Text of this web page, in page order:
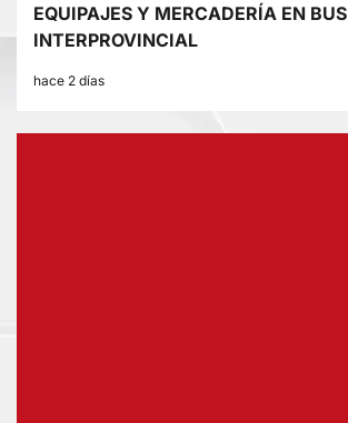
EQUIPAJES Y MERCADERÍA EN BUS
INTERPROVINCIAL
hace 2 días